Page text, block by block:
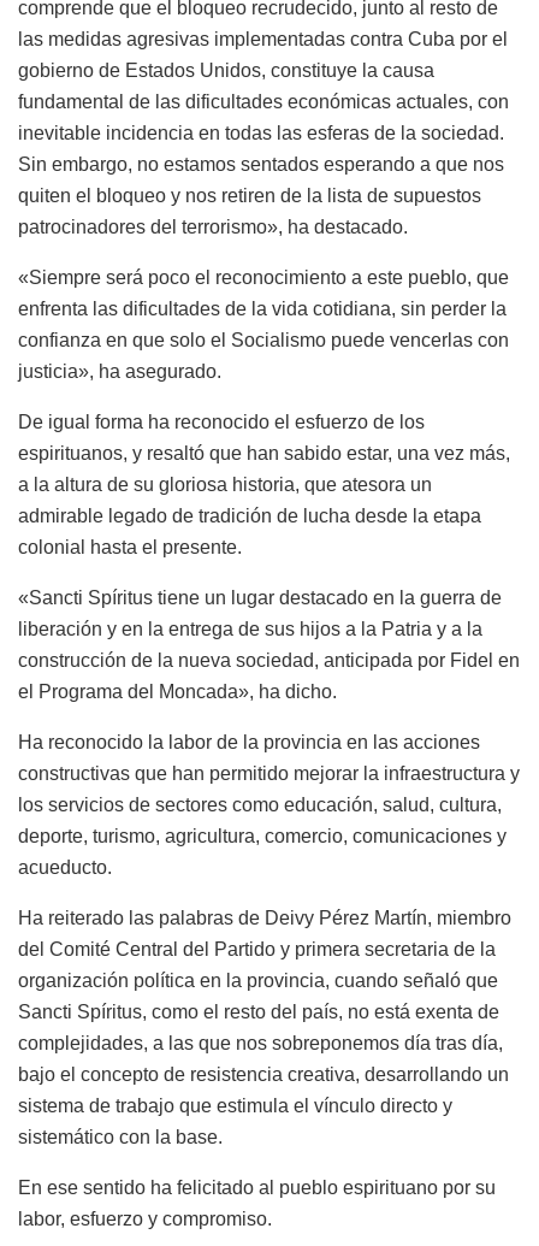
comprende que el bloqueo recrudecido, junto al resto de
las medidas agresivas implementadas contra Cuba por el
gobierno de Estados Unidos, constituye la causa
fundamental de las dificultades económicas actuales, con
inevitable incidencia en todas las esferas de la sociedad.
Sin embargo, no estamos sentados esperando a que nos
quiten el bloqueo y nos retiren de la lista de supuestos
patrocinadores del terrorismo», ha destacado.
«Siempre será poco el reconocimiento a este pueblo, que
enfrenta las dificultades de la vida cotidiana, sin perder la
confianza en que solo el Socialismo puede vencerlas con
justicia», ha asegurado.
De igual forma ha reconocido el esfuerzo de los
espirituanos, y resaltó que han sabido estar, una vez más,
a la altura de su gloriosa historia, que atesora un
admirable legado de tradición de lucha desde la etapa
colonial hasta el presente.
«Sancti Spíritus tiene un lugar destacado en la guerra de
liberación y en la entrega de sus hijos a la Patria y a la
construcción de la nueva sociedad, anticipada por Fidel en
el Programa del Moncada», ha dicho.
Ha reconocido la labor de la provincia en las acciones
constructivas que han permitido mejorar la infraestructura y
los servicios de sectores como educación, salud, cultura,
deporte, turismo, agricultura, comercio, comunicaciones y
acueducto.
Ha reiterado las palabras de Deivy Pérez Martín, miembro
del Comité Central del Partido y primera secretaria de la
organización política en la provincia, cuando señaló que
Sancti Spíritus, como el resto del país, no está exenta de
complejidades, a las que nos sobreponemos día tras día,
bajo el concepto de resistencia creativa, desarrollando un
sistema de trabajo que estimula el vínculo directo y
sistemático con la base.
En ese sentido ha felicitado al pueblo espirituano por su
labor, esfuerzo y compromiso.